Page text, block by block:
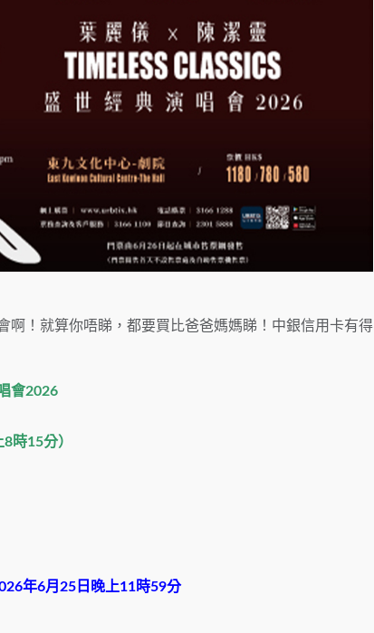
啊！就算你唔睇，都要買比爸爸媽媽睇！中銀信用卡有得
會2026
時15分）
年6月25日晚上11時59分